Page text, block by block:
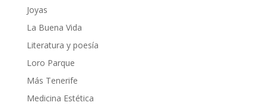
Joyas
La Buena Vida
Literatura y poesía
Loro Parque
Más Tenerife
Medicina Estética